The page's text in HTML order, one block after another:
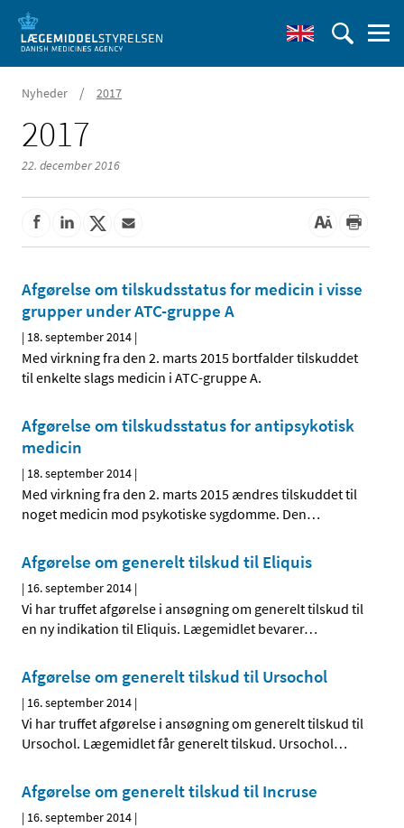
Nyheder / 2017
2017
22. december 2016
Afgørelse om tilskudsstatus for medicin i visse
grupper under ATC-gruppe A
| 18. september 2014 |
Med virkning fra den 2. marts 2015 bortfalder tilskuddet
til enkelte slags medicin i ATC-gruppe A.
Afgørelse om tilskudsstatus for antipsykotisk
medicin
| 18. september 2014 |
Med virkning fra den 2. marts 2015 ændres tilskuddet til
noget medicin mod psykotiske sygdomme. Den…
Afgørelse om generelt tilskud til Eliquis
| 16. september 2014 |
Vi har truffet afgørelse i ansøgning om generelt tilskud til
en ny indikation til Eliquis. Lægemidlet bevarer…
Afgørelse om generelt tilskud til Ursochol
| 16. september 2014 |
Vi har truffet afgørelse i ansøgning om generelt tilskud til
Ursochol. Lægemidlet får generelt tilskud. Ursochol…
Afgørelse om generelt tilskud til Incruse
| 16. september 2014 |